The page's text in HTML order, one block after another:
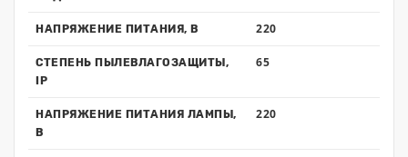
НАПРЯЖЕНИЕ ПИТАНИЯ, В 220
СТЕПЕНЬ ПЫЛЕВЛАГОЗАЩИТЫ,
IP
65
НАПРЯЖЕНИЕ ПИТАНИЯ ЛАМПЫ,
В
220